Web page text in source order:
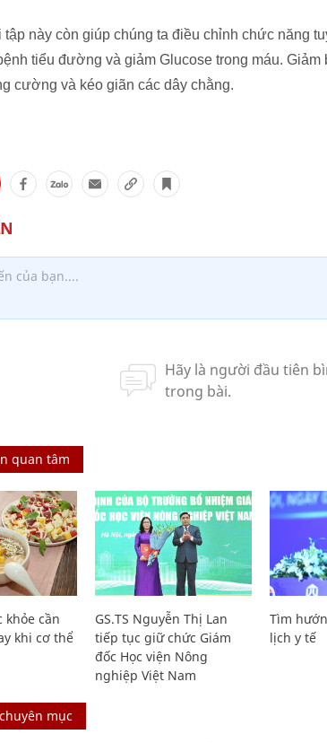
tập này còn giúp chúng ta điều chỉnh chức năng
tiểu đường và giảm Glucose trong máu.
cường và kéo giãn các dây chằng.
quan tâm
khỏe cần
khi cơ thể
GS.TS Nguyễn Thị Lan
tiếp tục giữ chức Giám
đốc Học viện Nông
nghiệp Việt Nam
Tìm
lịch y tế
mục